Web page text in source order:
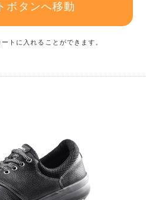
ボタンへ移動
トに入れることができます。